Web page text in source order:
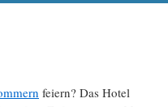
feiern? Das Hotel